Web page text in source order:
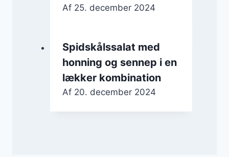
Af 25. december 2024
Spidskålssalat med
honning og sennep i en
lækker kombination
Af 20. december 2024